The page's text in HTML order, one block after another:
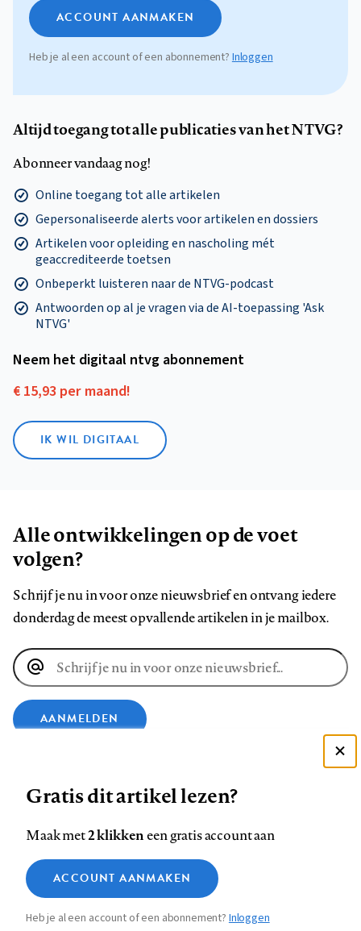
ACCOUNT AANMAKEN
Heb je al een account of een abonnement?Inloggen
Altijd toegang tot alle publicaties van het NTVG?
Abonneer vandaag nog!
Online toegang tot alle artikelen
Gepersonaliseerde alerts voor artikelen en dossiers
Artikelen voor opleiding en nascholing mét
geaccrediteerde toetsen
Onbeperkt luisteren naar de NTVG-podcast
Antwoorden op al je vragen via de AI-toepassing 'Ask
NTVG'
Neem het digitaal ntvg abonnement
€ 15,93 per maand!
IK WIL DIGITAAL
Alle ontwikkelingen op de voet
volgen?
Schrijf je nu in voor onze nieuwsbrief en ontvang iedere
donderdag de meest opvallende artikelen in je mailbox.
E-
mailadres
AANMELDEN
op
Facebook
op
LinkedIn
op
Bluesky
ons
op
InstagramYouTube
Footer
Contact Colofon Disclaimer Privacy
Medische vragen verdienen
betrouwbare antwoorden
Zie onze cookie policy
Analytische cookies
Marketing cookies
Gratis dit artikel lezen?
Maak met2 klikkeneen gratis account aan
ACCOUNT AANMAKEN
Heb je al een account of een abonnement?Inloggen